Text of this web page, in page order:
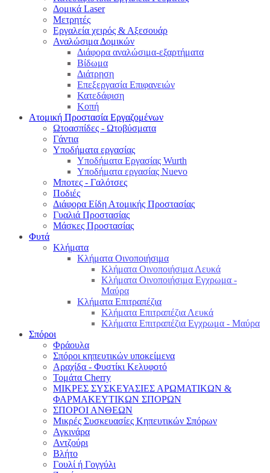
Δομικά Laser
Μετρητές
Εργαλεία χειρός & Αξεσουάρ
Αναλώσιμα Δομικών
Διάφορα αναλώσιμα-εξαρτήματα
Βίδωμα
Διάτρηση
Επεξεργασία Επιφανειών
Κατεδάφιση
Κοπή
Ατομική Προστασία Εργαζομένων
Ωτοασπίδες - Ωτοβύσματα
Γάντια
Υποδήματα εργασίας
Υποδήματα Εργασίας Wurth
Υποδήματα εργασίας Nuevo
Μποτες - Γαλότσες
Ποδιές
Διάφορα Είδη Ατομικής Προστασίας
Γυαλιά Προστασίας
Μάσκες Προστασίας
Φυτά
Κλήματα
Κλήματα Οινοποιήσιμα
Κλήματα Οινοποιήσιμα Λευκά
Κλήματα Οινοποιήσιμα Εγχρωμα -
Μαύρα
Κλήματα Επιτραπέζια
Κλήματα Επιτραπέζια Λευκά
Κλήματα Επιτραπέζια Εγχρωμα - Μαύρα
Σπόροι
Φράουλα
Σπόροι κηπευτικών υποκείμενα
Αραχίδα - Φυστίκι Κελυφοτό
Τομάτα Cherry
ΜΙΚΡΕΣ ΣΥΣΚΕΥΑΣΙΕΣ ΑΡΩΜΑΤΙΚΩΝ &
ΦΑΡΜΑΚΕΥΤΙΚΩΝ ΣΠΟΡΩΝ
ΣΠΟΡΟΙ ΑΝΘΕΩΝ
Μικρές Συσκευασίες Κηπευτικών Σπόρων
Αγκινάρα
Αντζούρι
Βλήτο
Γουλί ή Γογγύλι